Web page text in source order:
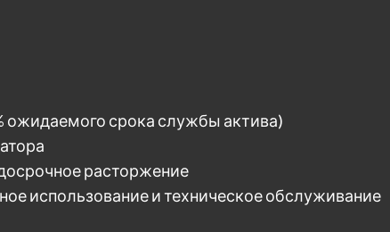
ожидаемого срока службы актива)
расторжение
использование и техническое обслуживание